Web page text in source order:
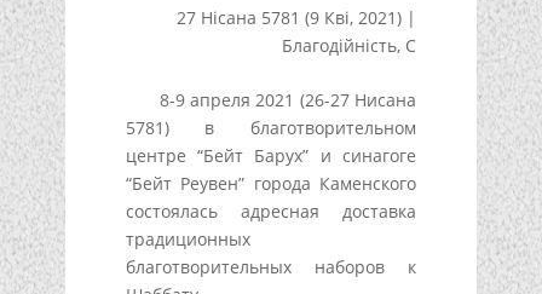
27 Нісана 5781 (9 Кві, 2021) |
Благодійність, С
8-9 апреля 2021 (26-27 Нисана
5781) в благотворительном
центре “Бейт Барух” и синагоге
“Бейт Реувен” города Каменского
состоялась адресная доставка
традиционных
благотворительных наборов к